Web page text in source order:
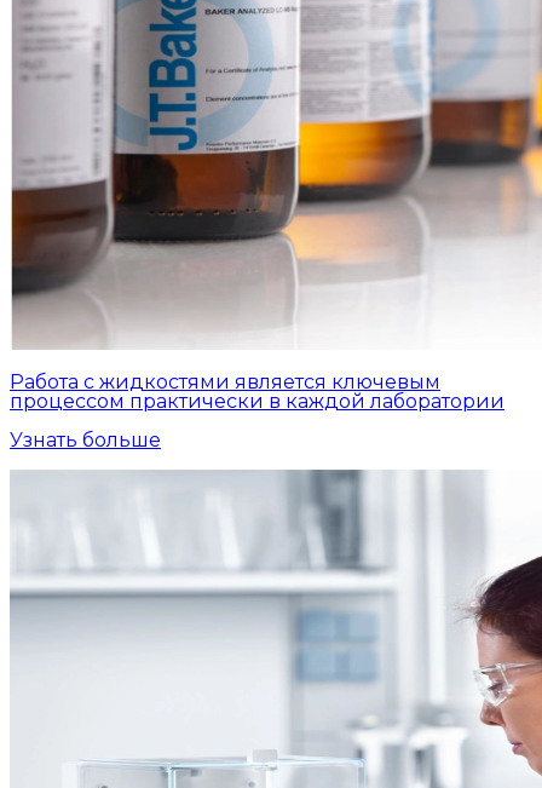
Работа с жидкостями является ключевым
процессом практически в каждой лаборатории
Узнать больше